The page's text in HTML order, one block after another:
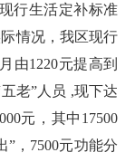
行生活定补标准
情况，我区现行
由1220元提高到
老”人员 ,现下达
元，其中17500
”，7500元功能分